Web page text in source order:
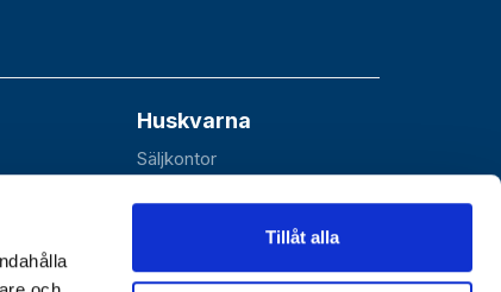
Tillåt alla
Huskvarna
Säljkontor